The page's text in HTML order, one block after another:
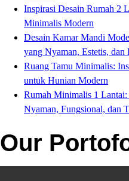
Inspirasi Desain Rumah 2
Minimalis Modern
Desain Kamar Mandi
yang Nyaman, Estetis, dan
Ruang Tamu Minimalis:
untuk Hunian Modern
Rumah Minimalis 1
Nyaman, Fungsional, dan
Our